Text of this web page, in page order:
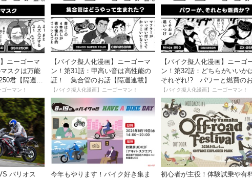
ニーゴーマ
スクは万能
君【隔週連
ーマン！
【バイク擬人化漫画】ニーゴーマ
ン！第31話：甲高い音は高性能の
証！ 集合管のお話【隔週連載】
【バイク擬人化漫画】ニーゴーマン！
【バイク擬人化漫画】ニーゴ
ン！第32話：どちらがいいか
それぞれ!? パワーと燃費の
【隔週連載】
【バイク擬人化漫画】ニーゴーマン！
バリオス
今年もやります！バイク好き集ま
初心者が主役！体験試乗や有